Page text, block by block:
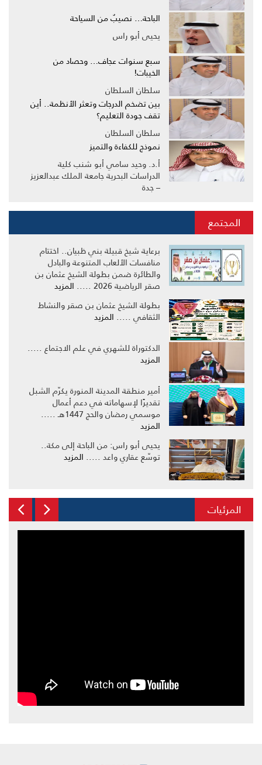
الباحة… نصيبٌ من السياحة
يحيى أبو راس
سبع سنوات عجاف… وحصاد من
الخيبات!
سلطان السلطان
بين تضخم الدرجات وتعثر الأنظمة.. أين
تقف جودة التعليم؟
سلطان السلطان
نموذج للكفاءة والتميز
أ.د. وحيد سامي أبو شنب كلية
الدراسات البحرية جامعة الملك عبدالعزيز
– جدة
المجتمع
برعاية شيخ قبيلة بني ظبيان.. اختتام
منافسات الألعاب المتنوعة والبادل
والطائرة ضمن بطولة الشيخ عثمان بن
صقر الرياضية 2026 .....
المزيد
بطولة الشيخ عثمان بن صقر والنشاط
الثقافي ..... المزيد
الدكتوراة للشهري في علم الاجتماع .....
المزيد
أمير منطقة المدينة المنورة يكرّم الشبل
تقديرًا لإسهاماته في دعم أعمال
موسمي رمضان والحج 1447هـ .....
المزيد
يحيى أبو راس: من الباحة إلى مكة..
توسّع عقاري واعد ..... المزيد
المرئيات